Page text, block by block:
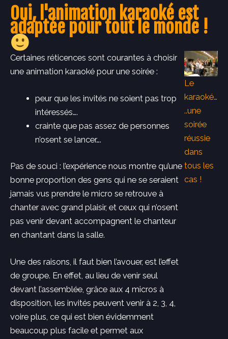
Oui, l'animation karaoké est
adaptée pour tout le monde !
Certaines réticences sont courantes à choisir
une animation karaoké pour une soirée :
peur que les invités ne soient pas trop
intéressés….
crainte que pas assez de personnes
n’osent se lancer….
Pas de souci : l’expérience nous montre qu’une
bonne proportion des gens qui ne se seraient
jamais vus prendre le micro se retrouve à
chanter avec grand plaisir, et ceux qui n’osent
pas venir devant accompagnent le chanteur
en chantant dans la salle.
Une des raisons, il faut bien l’avouer, est l’effet
de groupe. En effet, au lieu de venir seul
devant l’assemblée, grâce aux 4 micros à
disposition, les invités peuvent venir à 2, 3, 4,
voire plus, ce qui est bien évidemment
beaucoup plus facile et permet aux
Le
karaoké…
..une
soirée
réussie
dans
tous les
cas !